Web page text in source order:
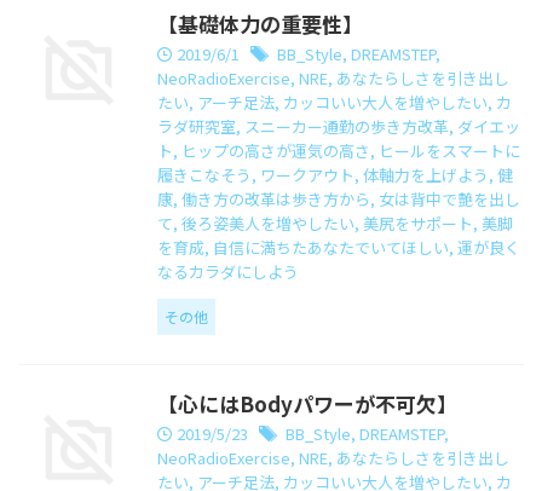
【基礎体力の重要性】
2019/6/1 BB_Style, DREAMSTEP,
NeoRadioExercise, NRE, あなたらしさを引き出し
たい, アーチ足法, カッコいい大人を増やしたい, カ
ラダ研究室, スニーカー通勤の歩き方改革, ダイエッ
ト, ヒップの高さが運気の高さ, ヒールをスマートに
履きこなそう , ワークアウト, 体軸力を上げよう , 健
康, 働き方の改革は歩き方から, 女は背中で艶を出し
て, 後ろ姿美人を増やしたい, 美尻をサポート, 美脚
を育成, 自信に満ちたあなたでいてほしい, 運が良く
なるカラダにしよう
その他
【心にはBodyパワーが不可欠】
2019/5/23 BB_Style, DREAMSTEP,
NeoRadioExercise, NRE, あなたらしさを引き出し
たい, アーチ足法, カッコいい大人を増やしたい, カ